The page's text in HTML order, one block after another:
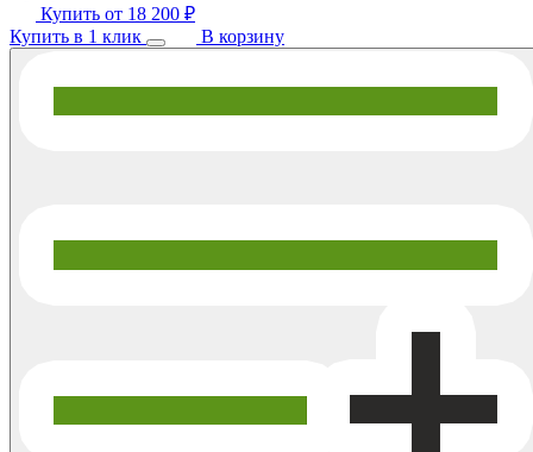
Купить от 18 200 ₽
Купить в 1 клик
В корзину